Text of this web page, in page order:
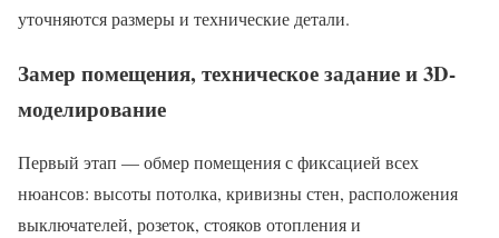
уточняются размеры и технические детали.
Замер помещения, техническое задание и 3D-
моделирование
Первый этап — обмер помещения с фиксацией всех
нюансов: высоты потолка, кривизны стен, расположения
выключателей, розеток, стояков отопления и